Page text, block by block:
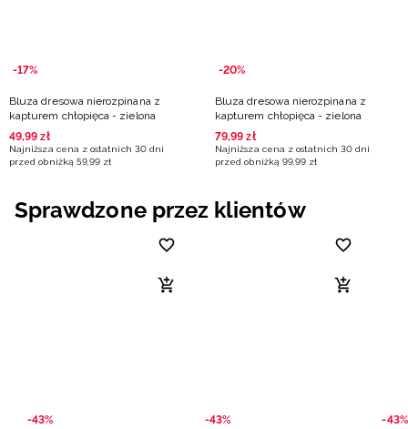
-17%
Bluza dresowa nierozpinana z
kapturem chłopięca - zielona
49,99 zł
Najniższa cena z ostatnich 30 dni
przed obniżką 59,99 zł
-20%
Bluza dresowa nierozpinana z
kapturem chłopięca - zielona
79,99 zł
Najniższa cena z ostatnich 30 dni
przed obniżką 99,99 zł
Sprawdzone przez klientów
-43%
-43%
-43%